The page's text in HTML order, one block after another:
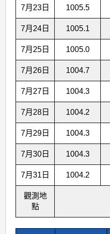
7月23日 1005.5
7月24日 1005.1
7月25日 1005.0
7月26日 1004.7
7月27日 1004.3
7月28日 1004.2
7月29日 1004.3
7月30日 1004.3
7月31日 1004.2
觀測地
點